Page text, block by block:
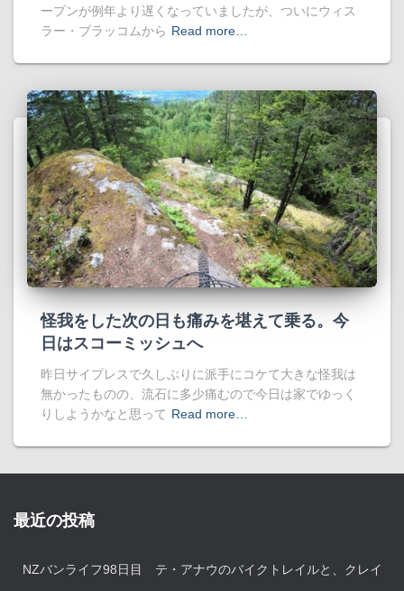
ープンが例年より遅くなっていましたが、ついにウィス
ラー・ブラッコムから Read more…
怪我をした次の日も痛みを堪えて乗る。今
日はスコーミッシュへ
昨日サイプレスで久しぶりに派手にコケて大きな怪我は
無かったものの、流石に多少痛むので今日は家でゆっく
りしようかなと思って Read more…
最近の投稿
NZバンライフ98日目 テ・アナウのバイクトレイルと、クレイ